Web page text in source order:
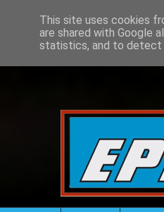
This site uses cookies
are shared with Google
statistics, and to detect